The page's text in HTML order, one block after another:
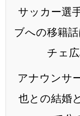
サッカー選
ブへの移籍
チェ
アナウンサ
也との結婚